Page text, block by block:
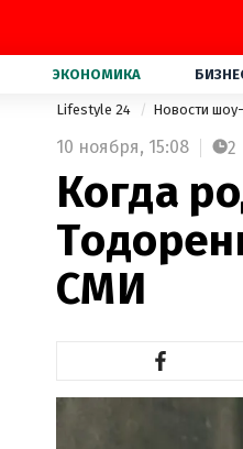
ЭКОНОМИКА
Lifestyle 24 Новости
10 ноября, 15:08 2
Когда
СМИ